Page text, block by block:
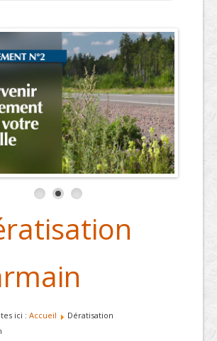
devis
ici : Accueil
Dératisation